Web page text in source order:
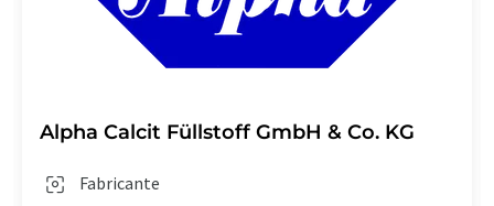
Alpha Calcit Füllstoff GmbH & Co. KG
Fabricante